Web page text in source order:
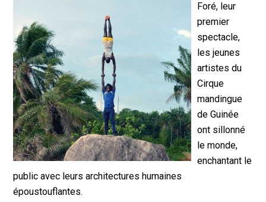
Foré, leur
premier
spectacle,
les jeunes
artistes du
Cirque
mandingue
de Guinée
ont sillonné
le monde,
enchantant le
public avec leurs architectures humaines
époustouflantes.